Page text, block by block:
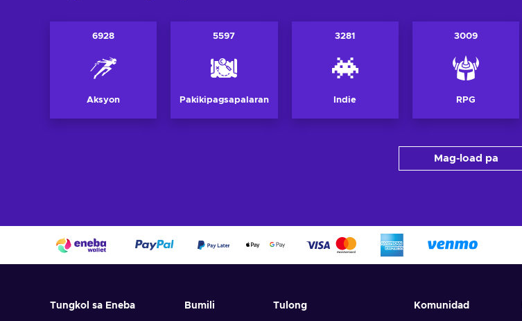
6928
Aksyon
5597
Pakikipagsapalaran
3281
Indie
3009
RPG
Mag-load pa
Tungkol sa Eneba Bumili Tulong Komunidad